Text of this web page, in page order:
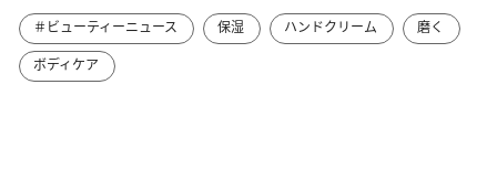
＃ビューティーニュース 保湿 ハンドクリーム
磨く
ボディケア